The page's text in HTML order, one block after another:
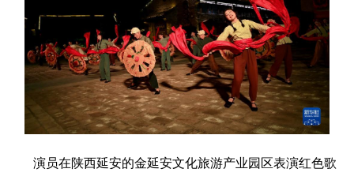
视频 图片 政务
法律 中央文件 金融 汽车
食品 人居 信息化 数字经济
学术中国 乡村振兴 银龄 溯源中国
城市 旅游 能源 会展
演员在陕西延安的金延安文化旅游产业园区表演红色歌